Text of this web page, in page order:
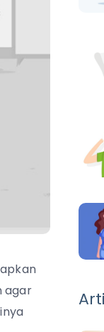
agar